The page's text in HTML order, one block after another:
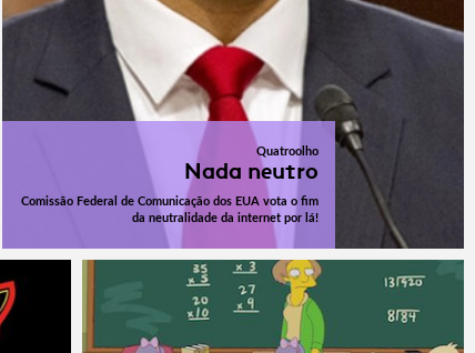
Quatroolho
Nada neutro
Comissão Federal de Comunicação dos EUA vota o fim
da neutralidade da internet por lá!